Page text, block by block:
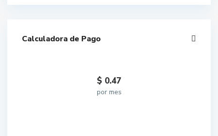
Calculadora de Pago
$ 0.47
por mes